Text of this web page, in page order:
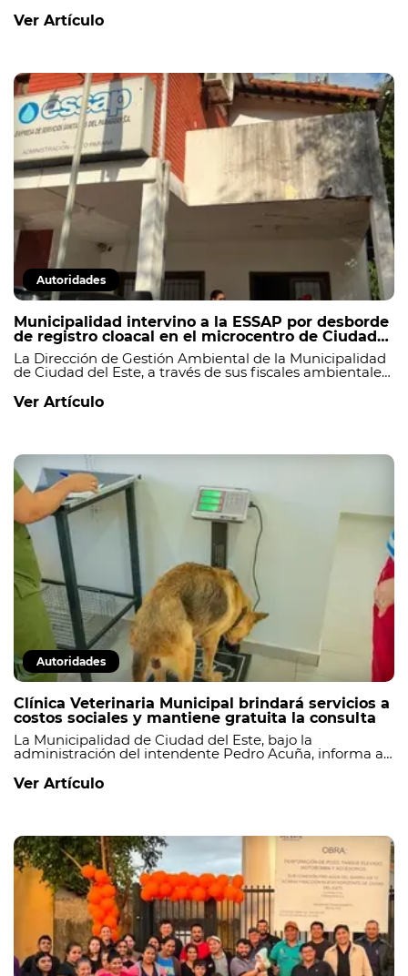
el cumplimiento de las obligaciones financieras de la
institución._
Ver Artículo
Autoridades
Municipalidad intervino a la ESSAP por desborde
de registro cloacal en el microcentro de Ciudad
del Este
La Dirección de Gestión Ambiental de la Municipalidad
de Ciudad del Este, a través de sus fiscales ambientales,
Sanitarios del Paraguay (ESSAP) tras constatar el
colmatado de uno de los registros cloacales ubicado
Ver Artículo
Autoridades
Clínica Veterinaria Municipal brindará servicios a
costos sociales y mantiene gratuita la consulta
La Municipalidad de Ciudad del Este, bajo la
administración del intendente Pedro Acuña, informa a
Clínica Veterinaria Municipal serán brindados a costos
sociales, conforme a lo establecido en la Ordenanza N.°
Ver Artículo